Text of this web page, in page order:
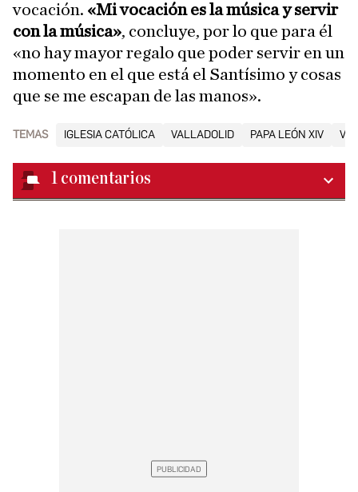
vocación. «Mi vocación es la música y servir
con la música», concluye, por lo que para él
«no hay mayor regalo que poder servir en un
momento en el que está el Santísimo y cosas
que se me escapan de las manos».
TEMAS IGLESIA CATÓLICA VALLADOLID PAPA LEÓN XIV
1 comentarios